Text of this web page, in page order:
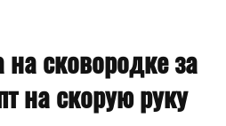
сковородке за
на скорую руку